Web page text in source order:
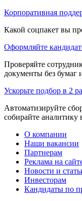
Корпоративная
Какой соцпакет вы
Оформляйте
Проверяйте
документы без бумаг
Ускорьте подбор в 2
Автоматизируйте
собирайте аналитику
О компании
Наши вакансии
Партнерам
Реклама на
Новости и
Инвесторам
Кандидаты по